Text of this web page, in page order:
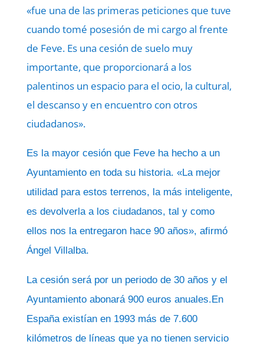
«fue una de las primeras peticiones que tuve
cuando tomé posesión de mi cargo al frente
de Feve. Es una cesión de suelo muy
importante, que proporcionará a los
palentinos un espacio para el ocio, la cultural,
el descanso y en encuentro con otros
ciudadanos».
Es la mayor cesión que Feve ha hecho a un
Ayuntamiento en toda su historia. «La mejor
utilidad para estos terrenos, la más inteligente,
es devolverla a los ciudadanos, tal y como
ellos nos la entregaron hace 90 años», afirmó
Ángel Villalba.
La cesión será por un periodo de 30 años y el
Ayuntamiento abonará 900 euros anuales.En
España existían en 1993 más de 7.600
kilómetros de líneas que ya no tienen servicio